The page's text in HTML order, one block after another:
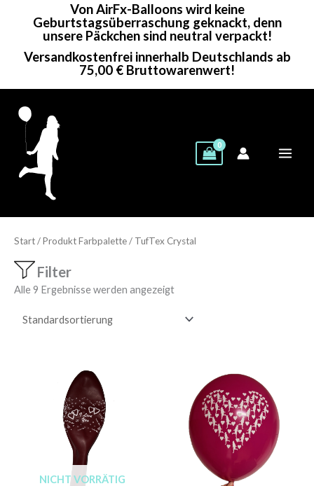
Von AirFx-Balloons wird keine
Geburtstagsüberraschung geknackt, denn
unsere Päckchen sind neutral verpackt!
Versandkostenfrei innerhalb Deutschlands ab
75,00 € Bruttowarenwert!
Start/ Produkt Farbpalette / TufTex Crystal
Filter
Alle 9 Ergebnisse werden angezeigt
NICHT VORRÄTIG